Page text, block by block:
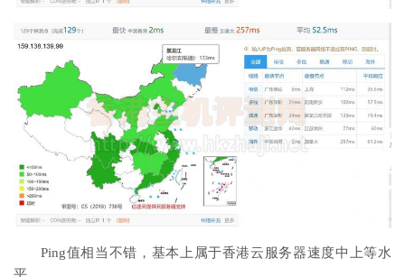
Ping值相当不错，基本上属于香港云服务器速度中上等水